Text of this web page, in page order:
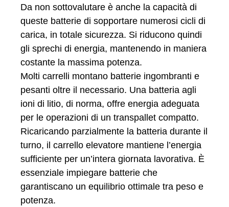
Da non sottovalutare è anche la capacità di
queste batterie di sopportare numerosi cicli di
carica, in totale sicurezza. Si riducono quindi
gli sprechi di energia, mantenendo in maniera
costante la massima potenza.
Molti carrelli montano batterie ingombranti e
pesanti oltre il necessario. Una batteria agli
ioni di litio, di norma, offre energia adeguata
per le operazioni di un transpallet compatto.
Ricaricando parzialmente la batteria durante il
turno, il carrello elevatore mantiene l’energia
sufficiente per un’intera giornata lavorativa. È
essenziale impiegare batterie che
garantiscano un equilibrio ottimale tra peso e
potenza.